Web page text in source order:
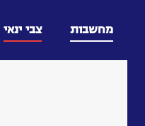
מחשבות צבי ינאי